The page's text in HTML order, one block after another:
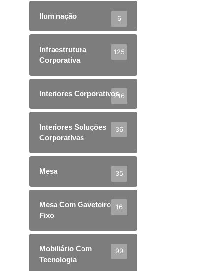
Iluminação 6
Infraestrutura
Corporativa
125
Interiores Corporativos216
Interiores Soluções
Corporativas
36
Mesa 35
Mesa Com Gaveteiro
Fixo
16
Mobiliário Com
Tecnologia
99